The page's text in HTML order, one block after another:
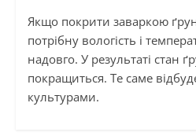
Якщо покрити заваркою
потрібну вологість і
надовго. У результаті стан
покращиться. Те саме
культурами.